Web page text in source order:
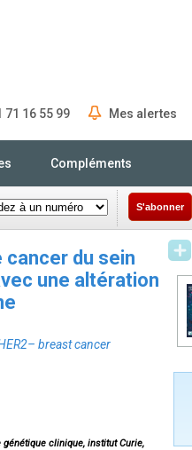
71 16 55 99 Mes alertes
Compléments
S'abonner
du sein
une altération
breast cancer
clinique, institut Curie,